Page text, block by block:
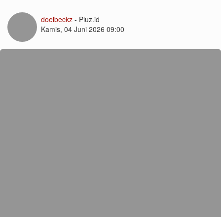
doelbeckz - Pluz.id
Kamis, 04 Juni 2026 09:00